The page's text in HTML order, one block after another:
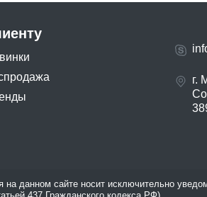
г.
данном сайте носит исключительно